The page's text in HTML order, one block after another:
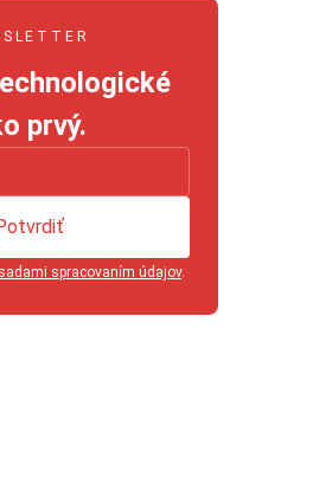
prvý.
spracovaním údajov.